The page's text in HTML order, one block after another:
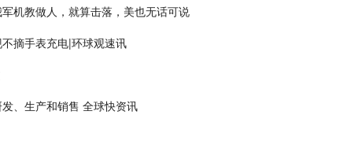
机教做人，就算击落，美也无话可说
摘手表充电|环球观速讯
、生产和销售 全球快资讯